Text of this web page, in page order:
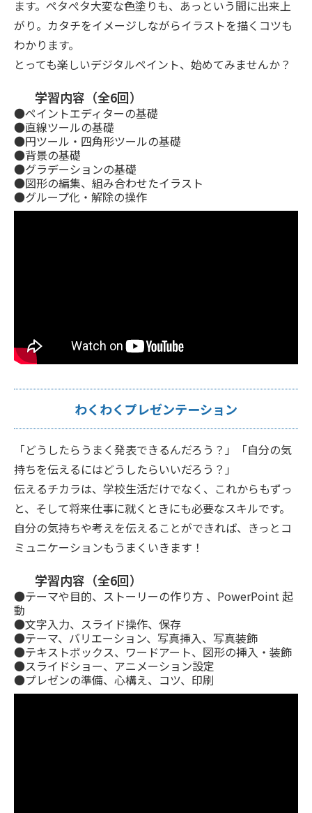
ます。ペタぺタ大変な色塗りも、あっという間に出来上
がり。カタチをイメージしながらイラストを描くコツも
わかります。
とっても楽しいデジタルペイント、始めてみませんか？
学習内容（全6回）
●ペイントエディターの基礎
●直線ツールの基礎
●円ツール・四角形ツールの基礎
●背景の基礎
●グラデーションの基礎
●図形の編集、組み合わせたイラスト
●グループ化・解除の操作
わくわくプレゼンテーション
「どうしたらうまく発表できるんだろう？」「自分の気
持ちを伝えるにはどうしたらいいだろう？」
伝えるチカラは、学校生活だけでなく、これからもずっ
と、そして将来仕事に就くときにも必要なスキルです。
自分の気持ちや考えを伝えることができれば、きっとコ
ミュニケーションもうまくいきます！
学習内容（全6回）
●テーマや目的、ストーリーの作り方 、PowerPoint 起
動
●文字入力、スライド操作、保存
●テーマ、バリエーション、写真挿入、写真装飾
●テキストボックス、ワードアート、図形の挿入・装飾
●スライドショー、アニメーション設定
●プレゼンの準備、心構え、コツ、印刷